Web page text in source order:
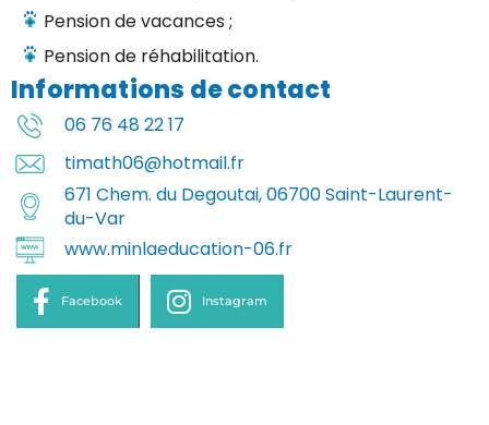
Pension de vacances ;
Pension de réhabilitation.
Informations de contact
06 76 48 22 17
timath06@hotmail.fr
671 Chem. du Degoutai, 06700 Saint-Laurent-
du-Var
www.minlaeducation-06.fr
Facebook Instagram